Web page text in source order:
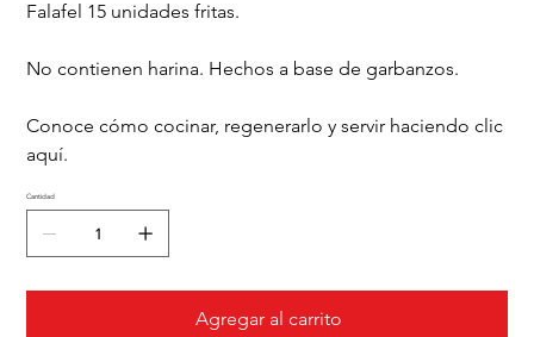
Falafel 15 unidades fritas.
No contienen harina. Hechos a base de garbanzos.
Conoce cómo cocinar, regenerarlo y servir haciendo clic
aquí.
Cantidad
Agregar al carrito